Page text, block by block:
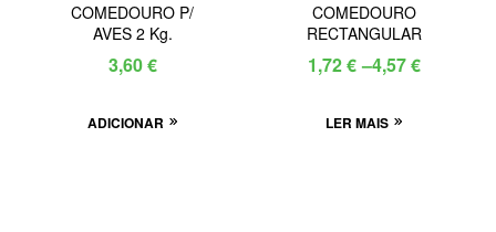
COMEDOURO P/
AVES 2 Kg.
3,60€
ADICIONAR
COMEDOURO
RECTANGULAR
1,72€ –4,57€
LER MAIS